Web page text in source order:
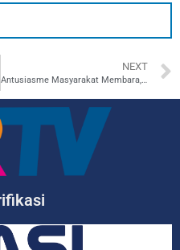
NEXT